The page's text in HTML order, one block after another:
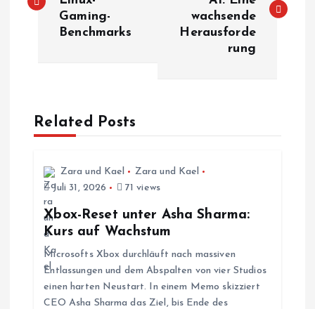
a
Gaming-
Benchmarks
wachsende
Herausforde
rung
Related Posts
Zara und Kael
Zara und Kael
Juli 31, 2026
71 views
Xbox-Reset unter Asha Sharma:
Kurs auf Wachstum
Microsofts Xbox durchläuft nach massiven
Entlassungen und dem Abspalten von vier Studios
einen harten Neustart. In einem Memo skizziert
CEO Asha Sharma das Ziel, bis Ende des